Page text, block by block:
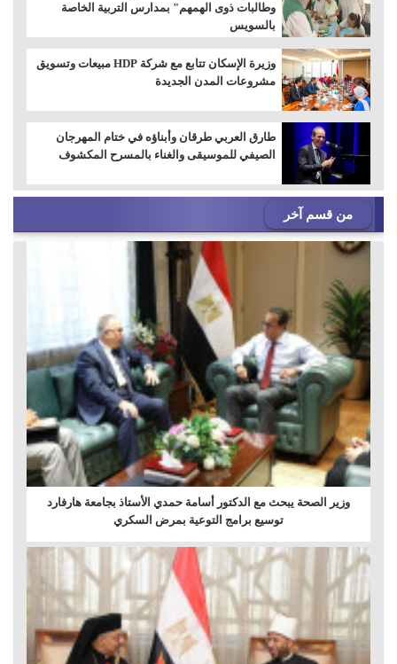
وطالبات ذوى الهمهم" بمدارس التربية الخاصة
بالسويس
وزيرة الإسكان تتابع مع شركة HDP مبيعات وتسويق
مشروعات المدن الجديدة
طارق العربي طرقان وأبناؤه في ختام المهرجان
الصيفي للموسيقى والغناء بالمسرح المكشوف
من قسم آخر
وزير الصحة يبحث مع الدكتور أسامة حمدي الأستاذ بجامعة هارفارد
توسيع برامج التوعية بمرض السكري